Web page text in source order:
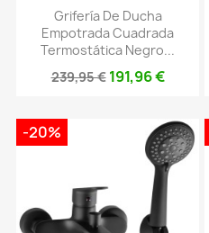
Grifería De Ducha
Empotrada Cuadrada
Termostática Negro...
239,95 € 191,96 €
-20%